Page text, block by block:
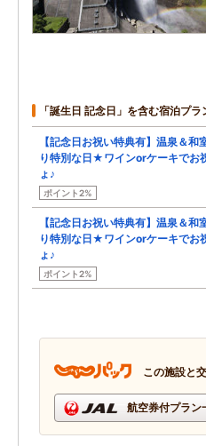
「誕生日 記念日」を含む宿泊プラ
【記念日お祝い特典有】温泉＆和
り特別な日★ワインorケーキでお
ょ♪
ポイント2%
【記念日お祝い特典有】温泉＆和
り特別な日★ワインorケーキでお
ょ♪
ポイント2%
この施設と
航空券付プラン